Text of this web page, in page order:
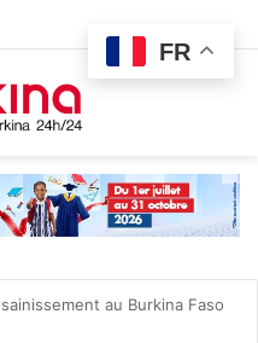
au Burkina Faso
FR